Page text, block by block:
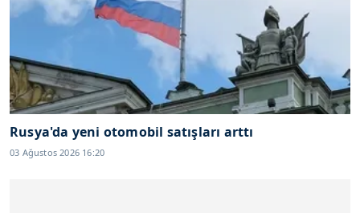
Rusya'da yeni otomobil satışları arttı
03 Ağustos 2026 16:20